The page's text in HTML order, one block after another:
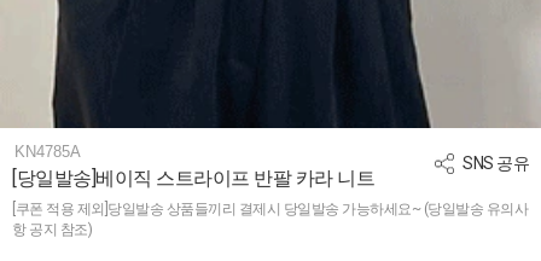
SNS 공유
KN4785A
[당일발송]베이직 스트라이프 반팔 카라 니트
[쿠폰 적용 제외]당일발송 상품들끼리 결제시 당일발송 가능하세요~ (당일발송 유의사
항 공지 참조)